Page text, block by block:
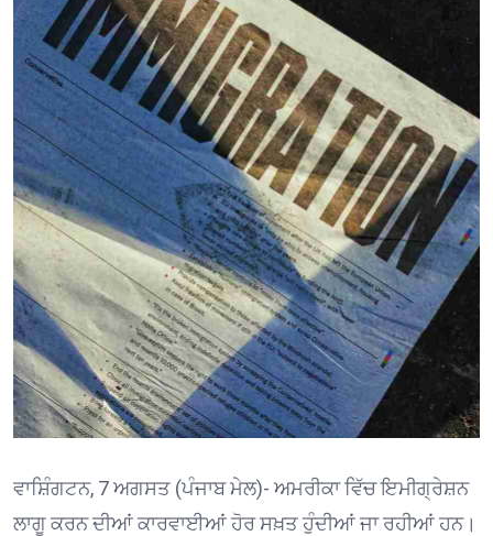
ਵਾਸ਼ਿੰਗਟਨ, 7 ਅਗਸਤ (ਪੰਜਾਬ ਮੇਲ)- ਅਮਰੀਕਾ ਵਿੱਚ ਇਮੀਗ੍ਰੇਸ਼ਨ
ਲਾਗੂ ਕਰਨ ਦੀਆਂ ਕਾਰਵਾਈਆਂ ਹੋਰ ਸਖ਼ਤ ਹੁੰਦੀਆਂ ਜਾ ਰਹੀਆਂ ਹਨ।